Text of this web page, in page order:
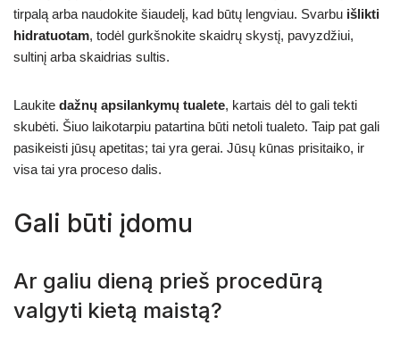
tirpalą arba naudokite šiaudelį, kad būtų lengviau. Svarbu išlikti
hidratuotam, todėl gurkšnokite skaidrų skystį, pavyzdžiui,
sultinį arba skaidrias sultis.
Laukite dažnų apsilankymų tualete, kartais dėl to gali tekti
skubėti. Šiuo laikotarpiu patartina būti netoli tualeto. Taip pat gali
pasikeisti jūsų apetitas; tai yra gerai. Jūsų kūnas prisitaiko, ir
visa tai yra proceso dalis.
Gali būti įdomu
Ar galiu dieną prieš procedūrą
valgyti kietą maistą?